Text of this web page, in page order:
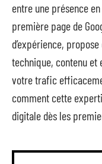
entre une présence
première page de
d’expérience,
technique, contenu
votre trafic
comment cette
digitale dès les